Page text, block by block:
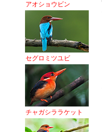
アオショウビン
セグロミツユビ
チャガシララケット